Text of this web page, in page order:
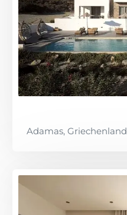
Adamas, Griechenland